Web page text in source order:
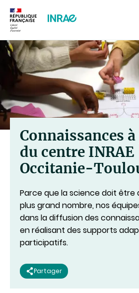
Connaissances
du centre INRAE
Occitanie-
Parce que la science doit être
plus grand nombre, nos
dans la diffusion des
en réalisant des supports
participatifs.
Partager